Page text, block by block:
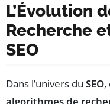
L’Évolution
Recherche
SEO
Dans l’univers du SEO,
algorithmes de